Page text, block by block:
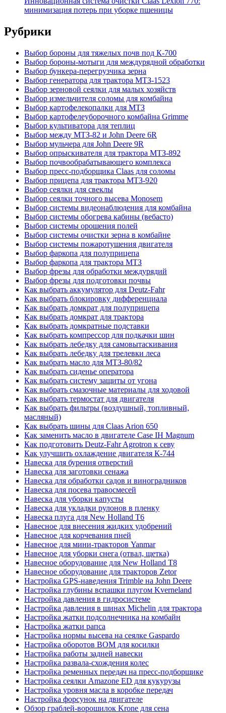
минимизация потерь при уборке пшеницы
Рубрики
Выбор бороны для тяжелых почв под К-700
Выбор бороны-мотыги для междурядной обработки
Выбор бункера-перегрузчика зерна
Выбор генератора для трактора МТЗ-1523
Выбор зерновой сеялки для малых хозяйств
Выбор измельчителя соломы для комбайна
Выбор картофелекопалки для МТЗ
Выбор картофелеуборочного комбайна Grimme
Выбор культиватора для теплиц
Выбор между МТЗ-82 и John Deere 6R
Выбор мульчера для John Deere 9R
Выбор опрыскивателя для трактора МТЗ-892
Выбор почвообрабатывающего комплекса
Выбор пресс-подборщика Claas для соломы
Выбор прицепа для трактора МТЗ-920
Выбор сеялки для свеклы
Выбор сеялки точного высева Monosem
Выбор системы видеонаблюдения для комбайна
Выбор системы обогрева кабины (вебасто)
Выбор системы орошения полей
Выбор системы очистки зерна в комбайне
Выбор системы пожаротушения двигателя
Выбор фаркопа для полуприцепа
Выбор фаркопа для трактора МТЗ
Выбор фрезы для обработки междурядий
Выбор фрезы для подготовки почвы
Как выбрать аккумулятор для Deutz-Fahr
Как выбрать блокировку дифференциала
Как выбрать домкрат для полуприцепа
Как выбрать домкрат для трактора
Как выбрать домкратные подставки
Как выбрать компрессор для подкачки шин
Как выбрать лебедку для самовытаскивания
Как выбрать лебедку для трелевки леса
Как выбрать масло для МТЗ-80/82
Как выбрать сиденье оператора
Как выбрать систему защиты от угона
Как выбрать смазочные материалы для ходовой
Как выбрать термостат для двигателя
Как выбрать фильтры (воздушный, топливный,
масляный)
Как выбрать шины для Claas Arion 650
Как заменить масло в двигателе Case IH Magnum
Как подготовить Deutz-Fahr Agrotron к севу
Как улучшить охлаждение двигателя К-744
Навеска для бурения отверстий
Навеска для заготовки сенажа
Навеска для обработки садов и виноградников
Навеска для посева травосмесей
Навеска для уборки капусты
Навеска для укладки рулонов в пленку
Навеска плуга для New Holland T6
Навесное для внесения жидких удобрений
Навесное для корчевания пней
Навесное для мини-тракторов Yanmar
Навесное для уборки снега (отвал, щетка)
Навесное оборудование для New Holland T8
Навесное оборудование для тракторов Zetor
Настройка GPS-наведения Trimble на John Deere
Настройка глубины вспашки плугом Kverneland
Настройка давления в гидросистеме
Настройка давления в шинах Michelin для трактора
Настройка жатки подсолнечника на комбайн
Настройка жатки рапса
Настройка нормы высева на сеялке Gaspardo
Настройка оборотов ВОМ для косилки
Настройка работы задней навески
Настройка развала-схождения колес
Настройка ременных передач на пресс-подборщике
Настройка сеялки Amazone ED для кукурузы
Настройка уровня масла в коробке передач
Настройка форсунок на двигателе
Обзор граблей-ворошилок Krone для сена